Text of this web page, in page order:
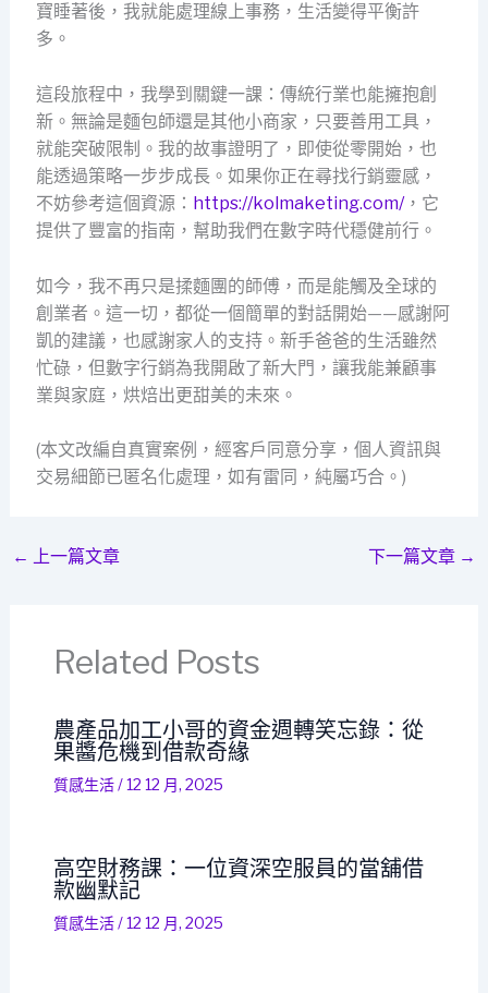
寶睡著後，我就能處理線上事務，生活變得平衡許
多。
這段旅程中，我學到關鍵一課：傳統行業也能擁抱創
新。無論是麵包師還是其他小商家，只要善用工具，
就能突破限制。我的故事證明了，即使從零開始，也
能透過策略一步步成長。如果你正在尋找行銷靈感，
不妨參考這個資源： https://kolmaketing.com/，它
提供了豐富的指南，幫助我們在數字時代穩健前行。
如今，我不再只是揉麵團的師傅，而是能觸及全球的
創業者。這一切，都從一個簡單的對話開始——感謝阿
凱的建議，也感謝家人的支持。新手爸爸的生活雖然
忙碌，但數字行銷為我開啟了新大門，讓我能兼顧事
業與家庭，烘焙出更甜美的未來。
(本文改編自真實案例，經客戶同意分享，個人資訊與
交易細節已匿名化處理，如有雷同，純屬巧合。)
← 上一篇文章 下一篇文章 →
Related Posts
農產品加工小哥的資金週轉笑忘錄：從
果醬危機到借款奇緣
質感生活/12 12 月, 2025
高空財務課：一位資深空服員的當舖借
款幽默記
質感生活/12 12 月, 2025